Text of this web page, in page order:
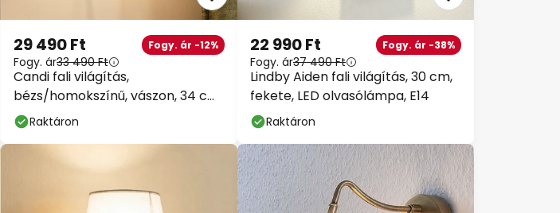
Candi fali világítás,
bézs/homokszínű, vászon, 34 cm
magas, E27
29 490 Ft Fogy. ár -12%
Fogy. ár33 490 Ft
Raktáron
Lindby Aiden fali világítás, 30 cm,
fekete, LED olvasólámpa, E14
22 990 Ft Fogy. ár -38%
Fogy. ár37 490 Ft
Raktáron